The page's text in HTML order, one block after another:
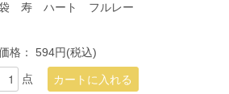
袋 寿 ハート フルレー
格：594円(税込)
点